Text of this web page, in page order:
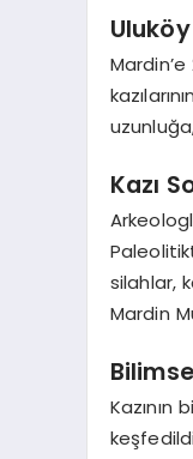
Kazı
silahlar,
Mardin
Kazının